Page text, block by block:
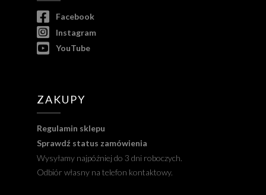
Facebook
Instagram
YouTube
ZAKUPY
Regulamin sklepu
Sprawdź status zamówienia
Wysyłamy najpóźniej do 3 dni roboczych.
Odbiór własny na telefon kontaktowy.